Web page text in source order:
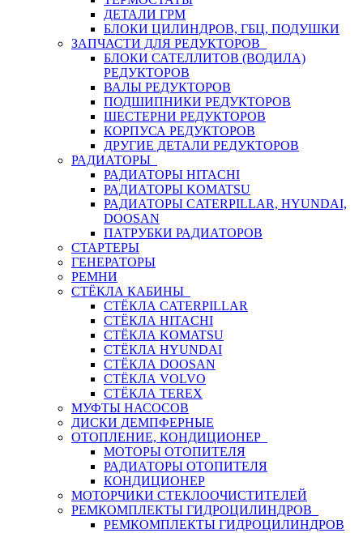
ДЕТАЛИ ГРМ
БЛОКИ ЦИЛИНДРОВ, ГБЦ, ПОДУШКИ
ЗАПЧАСТИ ДЛЯ РЕДУКТОРОВ
БЛОКИ САТЕЛЛИТОВ (ВОДИЛА)
РЕДУКТОРОВ
ВАЛЫ РЕДУКТОРОВ
ПОДШИПНИКИ РЕДУКТОРОВ
ШЕСТЕРНИ РЕДУКТОРОВ
КОРПУСА РЕДУКТОРОВ
ДРУГИЕ ДЕТАЛИ РЕДУКТОРОВ
РАДИАТОРЫ
РАДИАТОРЫ HITACHI
РАДИАТОРЫ KOMATSU
РАДИАТОРЫ CATERPILLAR, HYUNDAI,
DOOSAN
ПАТРУБКИ РАДИАТОРОВ
СТАРТЕРЫ
ГЕНЕРАТОРЫ
РЕМНИ
СТЁКЛА КАБИНЫ
СТЁКЛА CATERPILLAR
СТЁКЛА HITACHI
СТЁКЛА KOMATSU
СТЁКЛА HYUNDAI
СТЁКЛА DOOSAN
СТЁКЛА VOLVO
СТЁКЛА TEREX
МУФТЫ НАСОСОВ
ДИСКИ ДЕМПФЕРНЫЕ
ОТОПЛЕНИЕ, КОНДИЦИОНЕР
МОТОРЫ ОТОПИТЕЛЯ
РАДИАТОРЫ ОТОПИТЕЛЯ
КОНДИЦИОНЕР
МОТОРЧИКИ СТЕКЛООЧИСТИТЕЛЕЙ
РЕМКОМПЛЕКТЫ ГИДРОЦИЛИНДРОВ
РЕМКОМПЛЕКТЫ ГИДРОЦИЛИНДРОВ